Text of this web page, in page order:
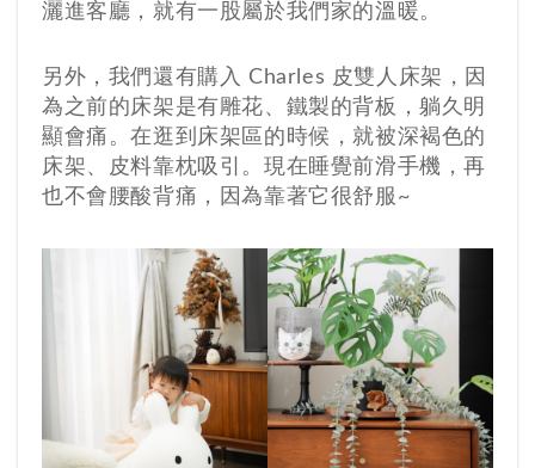
灑進客廳，就有一股屬於我們家的溫暖。
另外，我們還有購入 Charles 皮雙人床架，因
為之前的床架是有雕花、鐵製的背板，躺久明
顯會痛。在逛到床架區的時候，就被深褐色的
床架、皮料靠枕吸引。現在睡覺前滑手機，再
也不會腰酸背痛，因為靠著它很舒服~